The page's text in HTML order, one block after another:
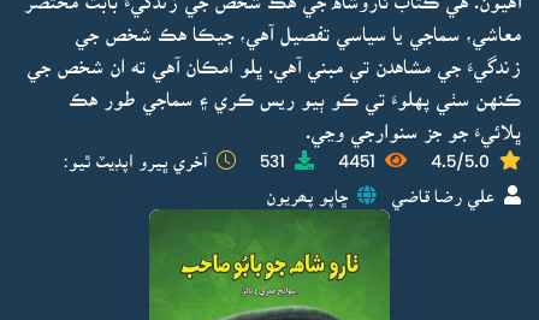
معاشي، سماجي يا سياسي تفصيل آهي، جيڪا هڪ شخص جي
زندگيءَ جي مشاهدن تي مبني آهي. ڀلو امڪان آهي ته ان شخص جي
ڪنهن سٺي پهلوءَ تي ڪو ٻيو ريس ڪري ۽ سماجي طور هڪ
ڀلائيءَ جو جز سنوارجي وڃي.
4.5/5.0
4451
531 آخري ڀيرو اپڊيٽ ٿيو:
علي رضا قاضي ڇاپو پھريون